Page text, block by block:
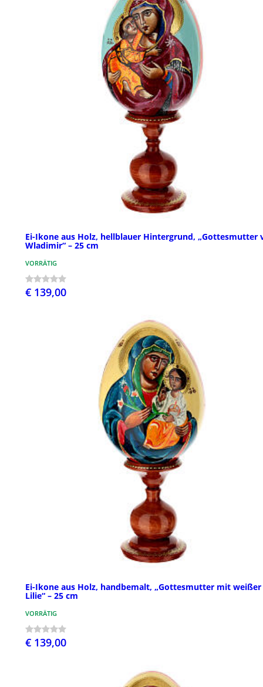
Ei-Ikone aus Holz, hellblauer Hintergrund, „Gottesmutter
Wladimir“ – 25 cm
VORRÄTIG
€ 139,00
Ei-Ikone aus Holz, handbemalt, „Gottesmutter mit weißer
Lilie“ – 25 cm
VORRÄTIG
€ 139,00